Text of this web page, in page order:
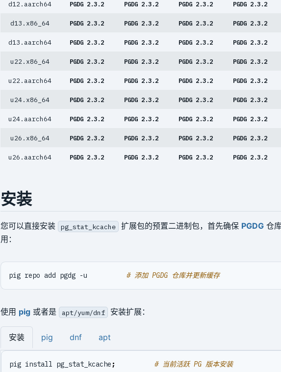
d12.aarch64 PGDG 2.3.2 PGDG 2.3.2 PGDG 2.3.2 PGDG 2.3.2
d13.x86_64 PGDG 2.3.2 PGDG 2.3.2 PGDG 2.3.2 PGDG 2.3.2
d13.aarch64 PGDG 2.3.2 PGDG 2.3.2 PGDG 2.3.2 PGDG 2.3.2
u22.x86_64 PGDG 2.3.2 PGDG 2.3.2 PGDG 2.3.2 PGDG 2.3.2
u22.aarch64 PGDG 2.3.2 PGDG 2.3.2 PGDG 2.3.2 PGDG 2.3.2
u24.x86_64 PGDG 2.3.2 PGDG 2.3.2 PGDG 2.3.2 PGDG 2.3.2
u24.aarch64 PGDG 2.3.2 PGDG 2.3.2 PGDG 2.3.2 PGDG 2.3.2
u26.x86_64 PGDG 2.3.2 PGDG 2.3.2 PGDG 2.3.2 PGDG 2.3.2
u26.aarch64 PGDG 2.3.2 PGDG 2.3.2 PGDG 2.3.2 PGDG 2.3.2
安装
您可以直接安装 pg_stat_kcache 扩展包的预置二进制包，首先确保 PGDG仓
用：
pig repo add pgdg -u # 添加 PGDG 仓库并更新缓存
使用 pig 或者是 apt/yum/dnf 安装扩展：
安装 pig dnf apt
pig install pg_stat_kcache ; # 当前活跃 PG 版本安装